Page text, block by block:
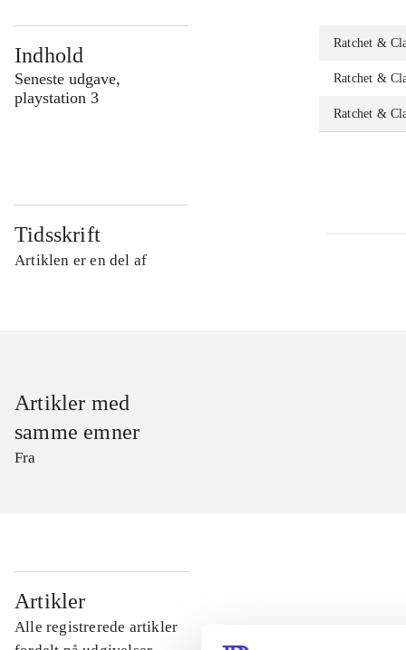
Indhold
Seneste udgave,
playstation 3
Ratchet &
Ratchet &
Ratchet &
Tidsskrift
Artiklen er en del af
Artikler med
samme emner
Fra
Artikler
Alle registrerede artikler